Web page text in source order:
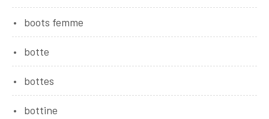
boots femme
botte
bottes
bottine